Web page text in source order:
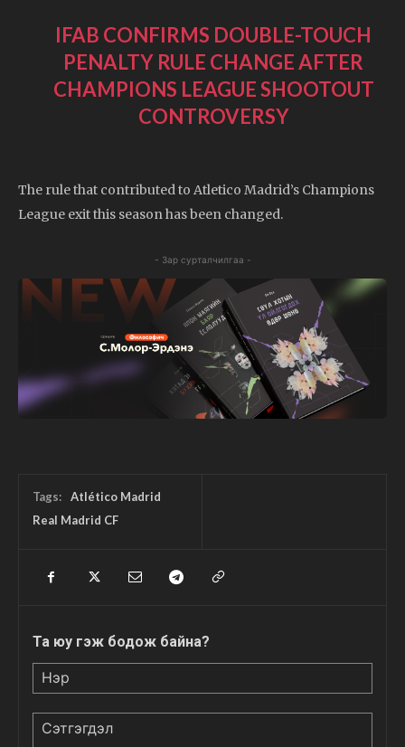
IFAB CONFIRMS DOUBLE-TOUCH
PENALTY RULE CHANGE AFTER
CHAMPIONS LEAGUE SHOOTOUT
CONTROVERSY
The rule that contributed to Atletico Madrid’s Champions
League exit this season has been changed.
- Зар сурталчилгаа -
Tags:
Atlético Madrid
Real Madrid CF
Та юу гэж бодож байна?